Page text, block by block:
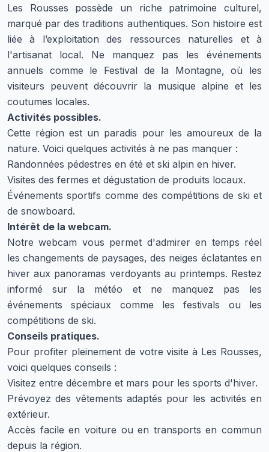
Les Rousses possède un riche patrimoine culturel,
marqué par des traditions authentiques. Son histoire est
liée à l’exploitation des ressources naturelles et à
l'artisanat local. Ne manquez pas les événements
annuels comme le Festival de la Montagne, où les
visiteurs peuvent découvrir la musique alpine et les
coutumes locales.
Activités possibles.
Cette région est un paradis pour les amoureux de la
nature. Voici quelques activités à ne pas manquer :
Randonnées pédestres en été et ski alpin en hiver.
Visites des fermes et dégustation de produits locaux.
Événements sportifs comme des compétitions de ski et
de snowboard.
Intérêt de la webcam.
Notre webcam vous permet d'admirer en temps réel
les changements de paysages, des neiges éclatantes en
hiver aux panoramas verdoyants au printemps. Restez
informé sur la météo et ne manquez pas les
événements spéciaux comme les festivals ou les
compétitions de ski.
Conseils pratiques.
Pour profiter pleinement de votre visite à Les Rousses,
voici quelques conseils :
Visitez entre décembre et mars pour les sports d'hiver.
Prévoyez des vêtements adaptés pour les activités en
extérieur.
Accès facile en voiture ou en transports en commun
depuis la région.